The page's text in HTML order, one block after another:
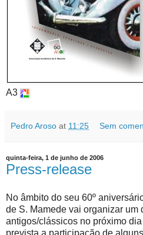
A3
Pedro Aroso at 11:25 Sem
quinta-feira, 1 de junho de 2006
Press-release
No âmbito do seu 60º
de S. Mamede vai organizar um
antigos/clássicos no próximo
prevista a participação de